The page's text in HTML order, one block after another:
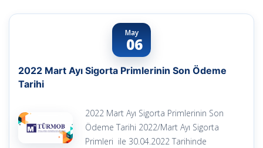
May
06
2022 Mart Ayı Sigorta Primlerinin Son Ödeme
Tarihi
2022 Mart Ayı Sigorta Primlerinin Son
Ödeme Tarihi 2022/Mart Ayı Sigorta
Primleri ile 30.04.2022 Tarihinde